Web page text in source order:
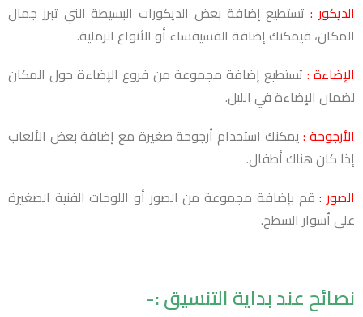
الديكور :تستطيع إضافة بعض الديكورات البسيطة التي تبرز جمال
المكان، فيمكنك إضافة الفسيفساء أو الأنواع الرملية.
الإضاءة : تستطيع إضافة مجموعة من فروع الإضاءة حول المكان
لضمان الإضاءة في الليل.
الأرجوحة :يمكنك استخدام أرجوحة صغيرة مع إضافة بعض الألعاب
إذا كان هناك أطفال.
الصور :قم بإضافة مجموعة من الصور أو اللوحات الفنية الصغيرة
على أسوار السطح.
نصائح عند بداية التنسيق :-